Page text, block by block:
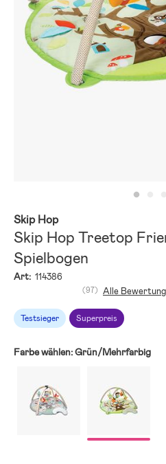
Skip Hop
Skip Hop Treetop
Spielbogen
Art: 114386
Testsieger Superpreis
(97) Alle
Farbe wählen:Grün/Mehrfarbig